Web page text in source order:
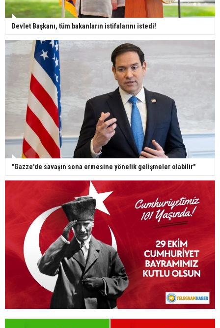
Devlet Başkanı, tüm bakanların istifalarını istedi!
"Gazze'de savaşın sona ermesine yönelik gelişmeler olabilir"